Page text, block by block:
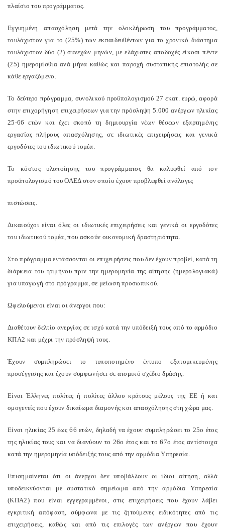
πλαίσιο του προγράμματος.
Εγγυημένη απασχόληση μετά την ολοκλήρωση του προγράμματος,
τουλάχιστον για το (25%) των εκπαιδευθέντων για το χρονικό διάστημα
τουλάχιστον δύο (2) συνεχών μηνών, με ελάχιστες αποδοχές είκοσι πέντε
(25) ημερομίσθια ανά μήνα καθώς και παροχή συστατικής επιστολής σε
κάθε εργαζόμενο.
Το δεύτερο πρόγραμμα, συνολικού προϋπολογισμού 27 εκατ. ευρώ, αφορά
στην επιχορήγηση επιχειρήσεων για την πρόσληψη 5.000 ανέργων ηλικίας
25-66 ετών και έχει σκοπό τη δημιουργία νέων θέσεων εξαρτημένης
εργασίας πλήρους απασχόλησης, σε ιδιωτικές επιχειρήσεις και γενικά
εργοδότες του ιδιωτικού τομέα.
Το κόστος υλοποίησης του προγράμματος θα καλυφθεί από τον
προϋπολογισμό του ΟΑΕΔ στον οποίο έχουν προβλεφθεί ανάλογες
πιστώσεις.
Δικαιούχοι είναι όλες οι ιδιωτικές επιχειρήσεις και γενικά οι εργοδότες
του ιδιωτικού τομέα, που ασκούν οικονομική δραστηριότητα.
Στο πρόγραμμα εντάσσονται οι επιχειρήσεις που δεν έχουν προβεί, κατά τη
διάρκεια του τριμήνου πριν την ημερομηνία της αίτησης (ημερολογιακά)
για υπαγωγή στο πρόγραμμα, σε μείωση προσωπικού.
Ωφελούμενοι είναι οι άνεργοι που:
Διαθέτουν δελτίο ανεργίας σε ισχύ κατά την υπόδειξή τους από το αρμόδιο
ΚΠΑ2 και μέχρι την πρόσληψή τους.
Έχουν συμπληρώσει το τυποποιημένο έντυπο εξατομικευμένης
προσέγγισης και έχουν συμφωνήσει σε ατομικό σχέδιο δράσης.
Είναι Έλληνες πολίτες ή πολίτες άλλου κράτους μέλους της ΕΕ ή και
ομογενείς που έχουν δικαίωμα διαμονής και απασχόλησης στη χώρα μας.
Είναι ηλικίας 25 έως 66 ετών, δηλαδή να έχουν συμπληρώσει το 25ο έτος
της ηλικίας τους και να διανύουν το 26ο έτος και το 67ο έτος αντίστοιχα
κατά την ημερομηνία υπόδειξής τους από την αρμόδια Υπηρεσία.
Επισημαίνεται ότι οι άνεργοι δεν υποβάλλουν οι ίδιοι αίτηση, αλλά
υποδεικνύονται με συστατικό σημείωμα από την αρμόδια Υπηρεσία
(ΚΠΑ2) που είναι εγγεγραμμένοι, στις επιχειρήσεις που έχουν λάβει
εγκριτική απόφαση, σύμφωνα με τις ζητούμενες ειδικότητες από τις
επιχειρήσεις, καθώς και από τις επιλογές των ανέργων που έχουν